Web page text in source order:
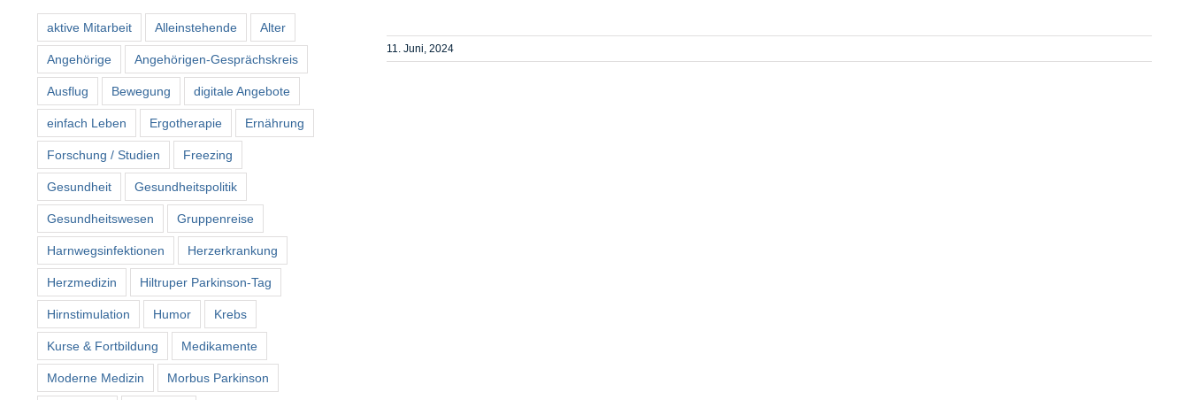
11. Juni, 2024
aktive Mitarbeit Alleinstehende Alter
Angehörige Angehörigen-Gesprächskreis
Ausflug Bewegung digitale Angebote
einfach Leben Ergotherapie Ernährung
Forschung / Studien Freezing
Gesundheit Gesundheitspolitik
Gesundheitswesen Gruppenreise
Harnwegsinfektionen Herzerkrankung
Herzmedizin Hiltruper Parkinson-Tag
Hirnstimulation Humor Krebs
Kurse & Fortbildung Medikamente
Moderne Medizin Morbus Parkinson